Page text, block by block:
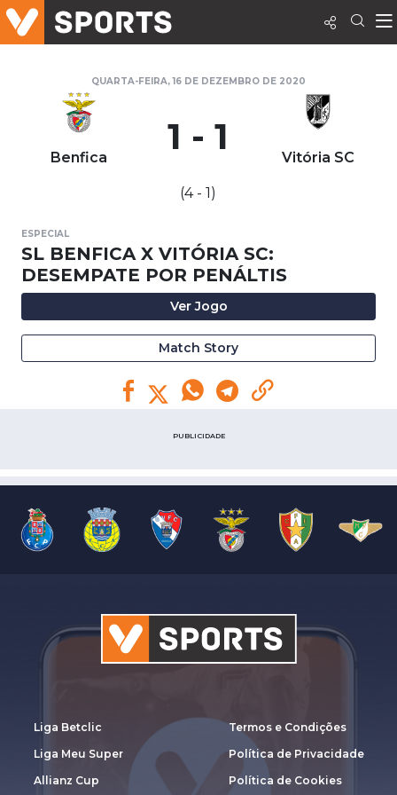
QUARTA-FEIRA, 16 DE DEZEMBRO DE 2020
Benfica 1 - 1
(4 - 1)
Vitória SC
ESPECIAL
SL BENFICA X VITÓRIA SC:
DESEMPATE POR PENÁLTIS
Ver Jogo
Match Story
PUBLICIDADE
Liga Betclic
Liga Meu Super
Allianz Cup
Termos e Condições
Política de Privacidade
Política de Cookies